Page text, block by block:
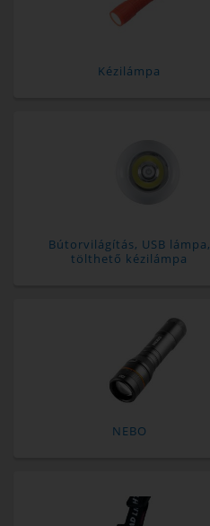
Kézilámpa
Bútorvilágítás, USB lámpa,
tölthető kézilámpa
NEBO